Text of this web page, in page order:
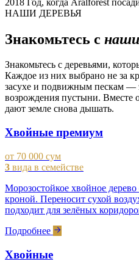
НАШИ ДЕРЕВЬЯ
Знакомьтесь с
Знакомьтесь с деревьями,
Каждое из них выбрано не за
засухе и подвижным пескам —
возрождения пустыни. Вместе
дают земле снова дышать.
Хвойные премиум
от 70 000 сум
3 вида в семействе
Морозостойкое хвойное
кроной. Переносит сухой
подходит для зелёных
Подробнее
Хвойные